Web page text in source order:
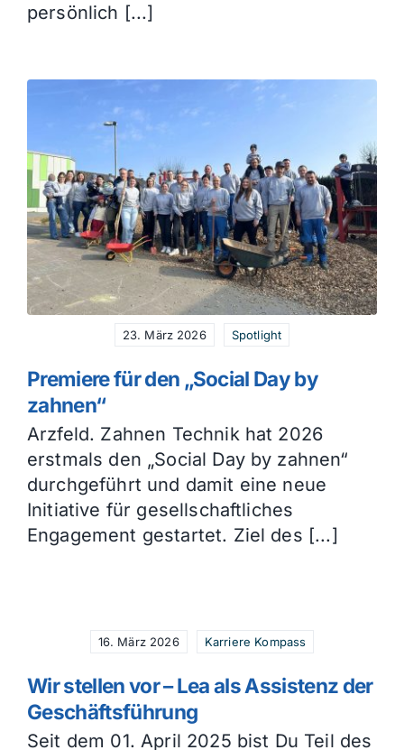
persönlich [...]
23. März 2026 Spotlight
Premiere für den „Social Day by
zahnen“
Arzfeld. Zahnen Technik hat 2026
erstmals den „Social Day by zahnen“
durchgeführt und damit eine neue
Initiative für gesellschaftliches
Engagement gestartet. Ziel des [...]
16. März 2026 Karriere Kompass
Wir stellen vor – Lea als Assistenz der
Geschäftsführung
Seit dem 01. April 2025 bist Du Teil des